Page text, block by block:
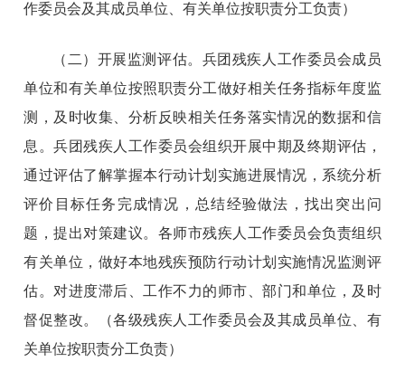
作委员会及其成员单位、有关单位按职责分工负责）
（二）开展监测评估。兵团残疾人工作委员会成员
单位和有关单位按照职责分工做好相关任务指标年度监
测，及时收集、分析反映相关任务落实情况的数据和信
息。兵团残疾人工作委员会组织开展中期及终期评估，
通过评估了解掌握本行动计划实施进展情况，系统分析
评价目标任务完成情况，总结经验做法，找出突出问
题，提出对策建议。各师市残疾人工作委员会负责组织
有关单位，做好本地残疾预防行动计划实施情况监测评
估。对进度滞后、工作不力的师市、部门和单位，及时
督促整改。（各级残疾人工作委员会及其成员单位、有
关单位按职责分工负责）